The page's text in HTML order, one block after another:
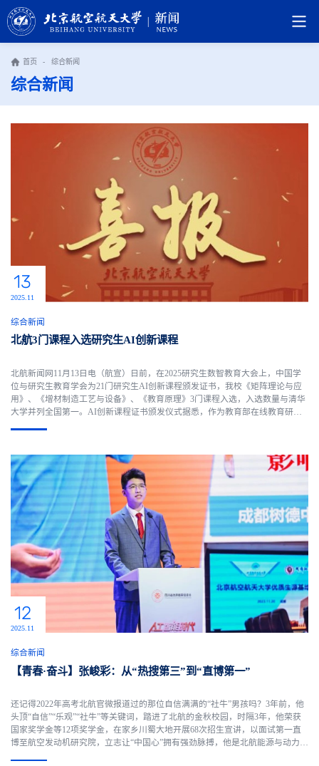
首页 - 综合新闻
综合新闻
13
2025.11
综合新闻
北航3门课程入选研究生AI创新课程
北航新闻网11月13日电（航宣）日前，在2025研究生数智教育大会上，中国学
位与研究生教育学会为21门研究生AI创新课程颁发证书，我校《矩阵理论与应
用》、《增材制造工艺与设备》、《教育原理》3门课程入选，入选数量与清华
大学并列全国第一。AI创新课程证书颁发仪式据悉，作为教育部在线教育研究
12
2025.11
综合新闻
【青春·奋斗】张峻彩：从“热搜第三”到“直博第一”
还记得2022年高考北航官微报道过的那位自信满满的“社牛”男孩吗？3年前，他
头顶“自信”“乐观”“社牛”等关键词，踏进了北航的金秋校园，时隔3年，他荣获
国家奖学金等12项奖学金，在家乡川蜀大地开展68次招生宣讲，以面试第一直
博至航空发动机研究院，立志让“中国心”拥有强劲脉搏，他是北航能源与动力工